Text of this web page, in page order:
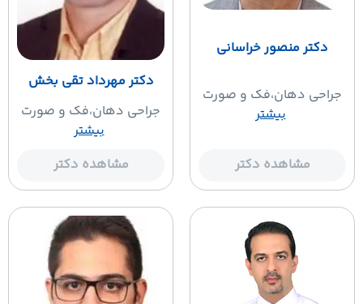
دکتر منصور خراسانی
جراحی دهان،فک و صورت
بیشتر
مشاهده دکتر
دکتر مهرداد تقی بخش
جراحی دهان،فک و صورت
بیشتر
مشاهده دکتر